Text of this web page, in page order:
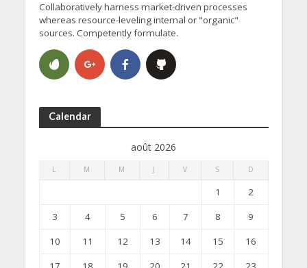
Collaboratively harness market-driven processes
whereas resource-leveling internal or "organic"
sources. Competently formulate.
Calendar
août 2026
L M M J V S D
1
2
3
4 5 6 7 8
9
10
11 12 13 14 15
16